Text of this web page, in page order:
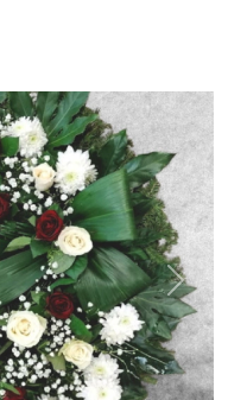
Next